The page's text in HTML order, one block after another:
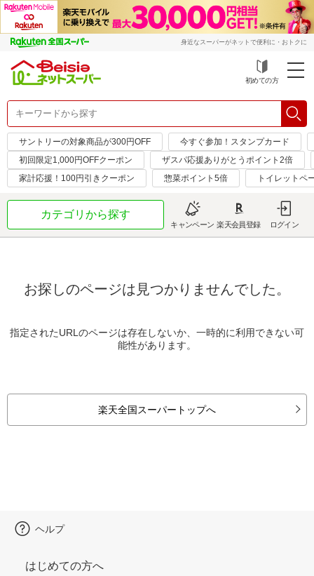
身近なスーパーがネットで便利に・おトクに
初めての方
サントリーの対象商品が300円OFF
今すぐ参加！スタンプカード
初回限定1,000円OFFクーポン
ザスパ応援ありがとうポイント2倍
家計応援！100円引きクーポン
惣菜ポイント5倍 トイレットペ
カテゴリから探す
キャンペーン 楽天会員登録 ログイン
お探しのページは見つかりませんでした。
指定されたURLのページは存在しないか、一時的に利用できない可
能性があります。
楽天全国スーパートップへ
ヘルプ
はじめての方へ